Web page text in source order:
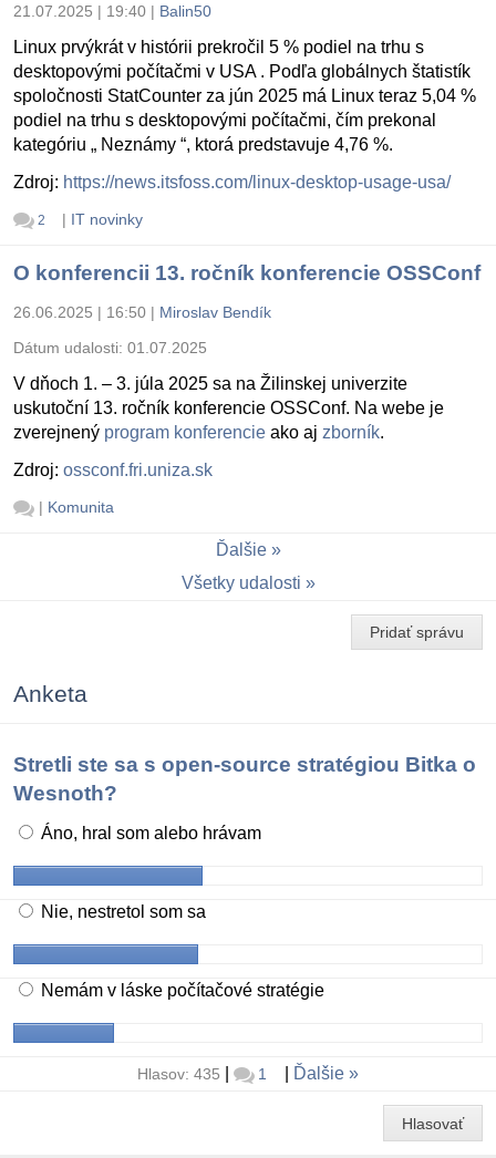
21.07.2025 | 19:40 | Balin50
Linux prvýkrát v histórii prekročil 5 % podiel na trhu s
desktopovými počítačmi v USA . Podľa globálnych štatistík
spoločnosti StatCounter za jún 2025 má Linux teraz 5,04 %
podiel na trhu s desktopovými počítačmi, čím prekonal
kategóriu „ Neznámy “, ktorá predstavuje 4,76 %.
Zdroj: https://news.itsfoss.com/linux-desktop-usage-usa/
2 | IT novinky
O konferencii 13. ročník konferencie OSSConf
26.06.2025 | 16:50 | Miroslav Bendík
Dátum udalosti: 01.07.2025
V dňoch 1. – 3. júla 2025 sa na Žilinskej univerzite
uskutoční 13. ročník konferencie OSSConf. Na webe je
zverejnený program konferencie ako aj zborník.
Zdroj: ossconf.fri.uniza.sk
| Komunita
Ďalšie
Všetky udalosti
Pridať správu
Anketa
Stretli ste sa s open-source stratégiou Bitka o
Wesnoth?
Áno, hral som alebo hrávam
Nie, nestretol som sa
Nemám v láske počítačové stratégie
Hlasov: 435 1 Ďalšie
Hlasovať